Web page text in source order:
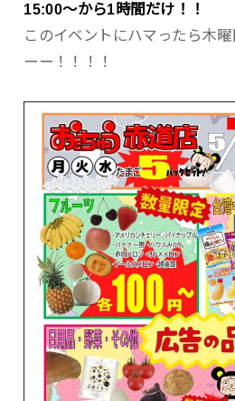
15:00〜から1時間だけ！！
このイベントにハマったら木
ーー！！！！